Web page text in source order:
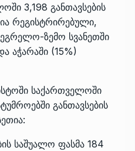
3,198 განთავსების
რეგისტრირებული,
ზემო სვანეთში
აჭარაში (15%)
საქართველოში
განთავსების
საშუალო ფასმა 184